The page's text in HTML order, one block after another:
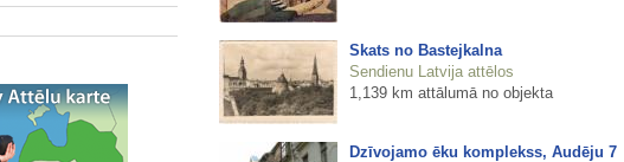
Skats no Bastejkalna
Sendienu Latvija attēlos
1,139 km attālumā no objekta
Dzīvojamo ēku komplekss, Audēju 7